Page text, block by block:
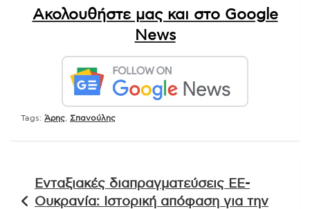
Ακολουθήστε μας και στο Google
News
Tags: Άρης Σπανούλης
άρθρων
Ενταξιακές διαπραγματεύσεις ΕΕ-
Ουκρανία: Ιστορική απόφαση για την